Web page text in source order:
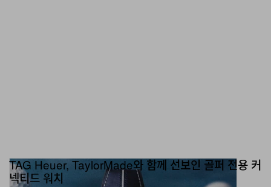
TAG Heuer, TaylorMade와 함께 선보인 골퍼 전용 커
넥티드 워치